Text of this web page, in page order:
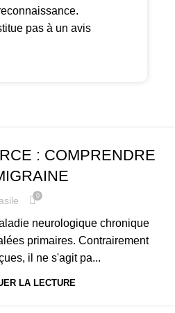
pas à un avis
: COMPRENDRE
0
neurologique chronique
primaires. Contrairement
il ne s'agit pa...
LA LECTURE